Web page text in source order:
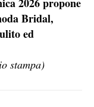
Bridal,
ed
stampa)